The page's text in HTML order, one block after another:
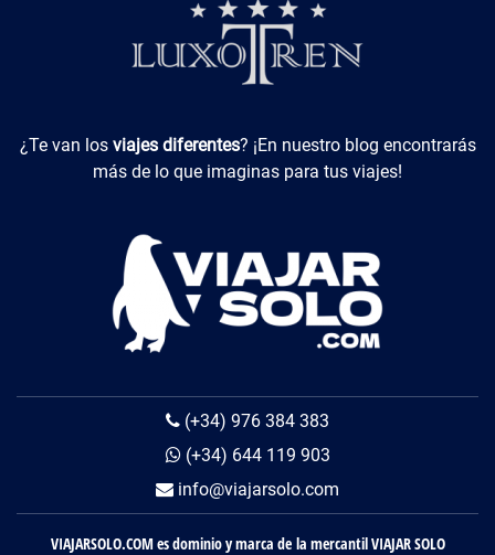
Viajes Diferentes
¿Te van los viajes diferentes? ¡En nuestro blog encontrarás
más de lo que imaginas para tus viajes!
(+34) 976 384 383
(+34) 644 119 903
info@viajarsolo.com
VIAJARSOLO.COM es dominio y marca de la mercantil VIAJAR SOLO